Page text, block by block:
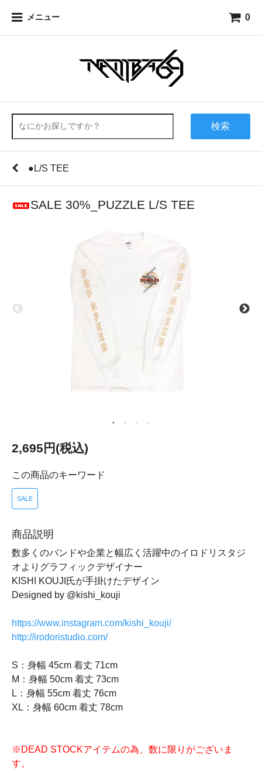
メニュー 0
検索
●L/S TEE
SALE 30%_PUZZLE L/S TEE
2,695円(税込)
この商品のキーワード
SALE
商品説明
数多くのバンドや企業と幅広く活躍中のイロドリスタジ
オよりグラフィックデザイナー
KISHI KOUJI氏が手掛けたデザイン
Designed by @kishi_kouji
https://www.instagram.com/kishi_kouji/
http://irodoristudio.com/
S：身幅 45cm 着丈 71cm
M：身幅 50cm 着丈 73cm
L：身幅 55cm 着丈 76cm
XL：身幅 60cm 着丈 78cm
※DEAD STOCKアイテムの為、数に限りがございま
す。